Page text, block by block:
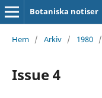
Botaniska notiser
Hem / Arkiv / 1980 /
Issue 4